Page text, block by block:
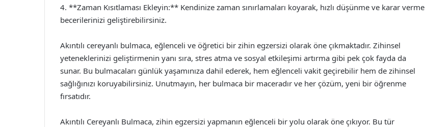
4. **Zaman Kısıtlaması Ekleyin:** Kendinize zaman sınırlamaları koyarak, hızlı düşünme ve karar verme
becerilerinizi geliştirebilirsiniz.
Akıntılı cereyanlı bulmaca, eğlenceli ve öğretici bir zihin egzersizi olarak öne çıkmaktadır. Zihinsel
yeteneklerinizi geliştirmenin yanı sıra, stres atma ve sosyal etkileşimi artırma gibi pek çok fayda da
sunar. Bu bulmacaları günlük yaşamınıza dahil ederek, hem eğlenceli vakit geçirebilir hem de zihinsel
sağlığınızı koruyabilirsiniz. Unutmayın, her bulmaca bir maceradır ve her çözüm, yeni bir öğrenme
fırsatıdır.
Akıntılı Cereyanlı Bulmaca, zihin egzersizi yapmanın eğlenceli bir yolu olarak öne çıkıyor. Bu tür